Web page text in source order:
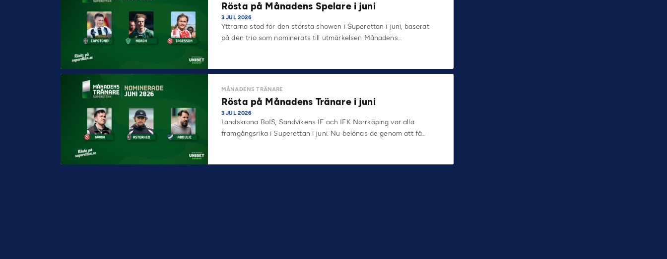
Rösta på Månadens Spelare i juni
3 JUL 2026
Yttrarna stod för den största showen i Superettan i juni, baserat
på den trio som nominerats till utmärkelsen Månadens…
MÅNADENS TRÄNARE
Rösta på Månadens Tränare i juni
3 JUL 2026
Landskrona BoIS, Sandvikens IF och IFK Norrköping var alla
framgångsrika i Superettan i juni. Nu belönas de genom att få…